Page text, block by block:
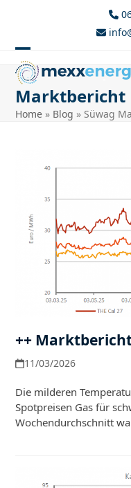
Open
mobile
menu
Close
mobile
menu
Marktbericht
Home » Blog » Süwag
++ Marktbericht
11/03/2026
Die milderen
Spotpreisen Gas für
Wochendurchschnitt